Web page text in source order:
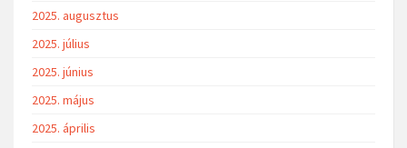
2025. augusztus
2025. július
2025. június
2025. május
2025. április